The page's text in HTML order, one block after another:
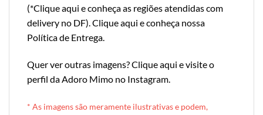
(*Clique aqui e conheça as regiões atendidas com
delivery no DF).Clique aqui e conheça nossa
Política de Entrega.
Quer ver outras imagens?Clique aqui e visite o
perfil da Adoro Mimo no Instagram.
* As imagens são meramente ilustrativas e podem,